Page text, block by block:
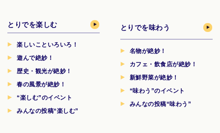
とりでを楽しむ
楽しいこといろいろ！
遊んで絶妙！
歴史・観光が絶妙！
春の風景が絶妙！
“楽しむ”のイベント
みんなの投稿“楽しむ”
とりでを味わう
名物が絶妙！
カフェ・飲食店が絶妙！
新鮮野菜が絶妙！
“味わう”のイベント
みんなの投稿“味わう”